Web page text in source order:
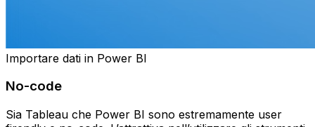
Importare dati in Power BI
No-code
Sia Tableau che Power BI sono estremamente user